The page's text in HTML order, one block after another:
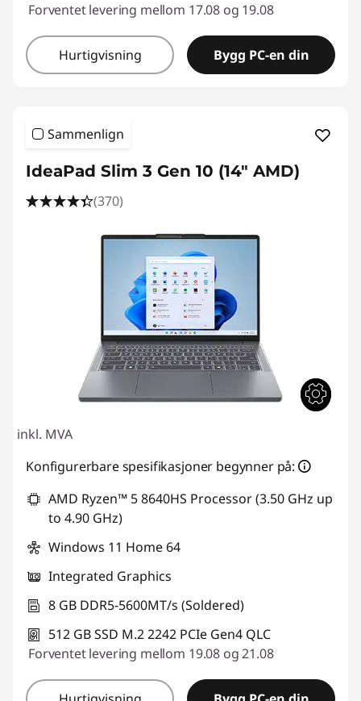
Forventet levering mellom 17.08 og 19.08
Hurtigvisning Bygg PC-en din
Sammenlign
IdeaPad Slim 3 Gen 10 (14" AMD)
(370)
inkl. MVA
Konfigurerbare spesifikasjoner begynner på:
AMD Ryzen™ 5 8640HS Processor (3.50 GHz up
to 4.90 GHz)
Windows 11 Home 64
Integrated Graphics
8 GB DDR5-5600MT/s (Soldered)
512 GB SSD M.2 2242 PCIe Gen4 QLC
Forventet levering mellom 19.08 og 21.08